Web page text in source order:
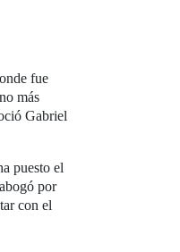
fue
más
Gabriel
puesto el
por
con el